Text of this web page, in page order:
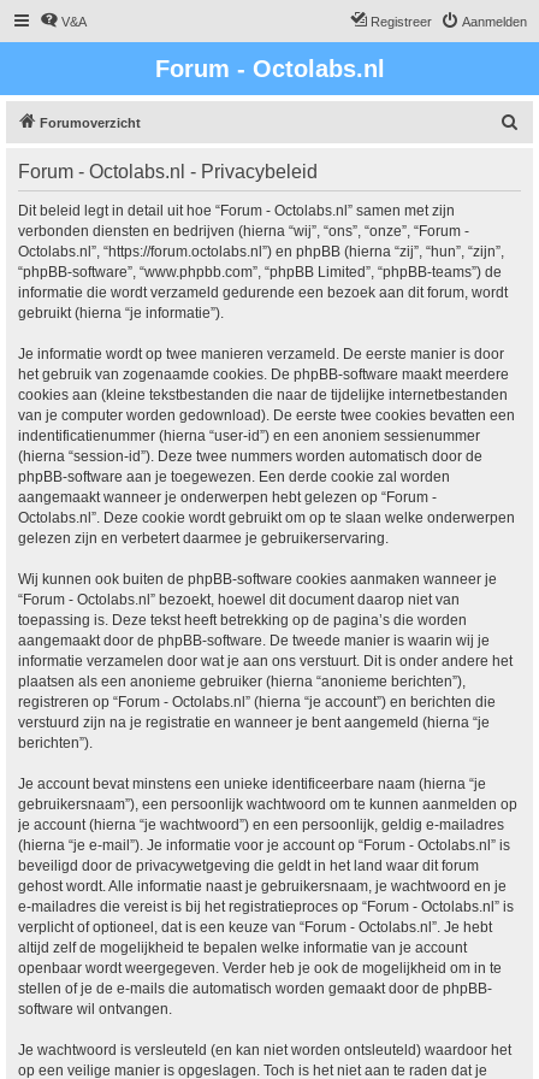
V&A Aanmelden
Registreer
Forum - Octolabs.nl
Forumoverzicht
Forum - Octolabs.nl - Privacybeleid
Dit beleid legt in detail uit hoe “Forum - Octolabs.nl” samen met zijn
verbonden diensten en bedrijven (hierna “wij”, “ons”, “onze”, “Forum -
Octolabs.nl”, “https://forum.octolabs.nl”) en phpBB (hierna “zij”, “hun”, “zijn”,
“phpBB-software”, “www.phpbb.com”, “phpBB Limited”, “phpBB-teams”) de
informatie die wordt verzameld gedurende een bezoek aan dit forum, wordt
gebruikt (hierna “je informatie”).
Je informatie wordt op twee manieren verzameld. De eerste manier is door
het gebruik van zogenaamde cookies. De phpBB-software maakt meerdere
cookies aan (kleine tekstbestanden die naar de tijdelijke internetbestanden
van je computer worden gedownload). De eerste twee cookies bevatten een
indentificatienummer (hierna “user-id”) en een anoniem sessienummer
(hierna “session-id”). Deze twee nummers worden automatisch door de
phpBB-software aan je toegewezen. Een derde cookie zal worden
aangemaakt wanneer je onderwerpen hebt gelezen op “Forum -
Octolabs.nl”. Deze cookie wordt gebruikt om op te slaan welke onderwerpen
gelezen zijn en verbetert daarmee je gebruikerservaring.
Wij kunnen ook buiten de phpBB-software cookies aanmaken wanneer je
“Forum - Octolabs.nl” bezoekt, hoewel dit document daarop niet van
toepassing is. Deze tekst heeft betrekking op de pagina’s die worden
aangemaakt door de phpBB-software. De tweede manier is waarin wij je
informatie verzamelen door wat je aan ons verstuurt. Dit is onder andere het
plaatsen als een anonieme gebruiker (hierna “anonieme berichten”),
registreren op “Forum - Octolabs.nl” (hierna “je account”) en berichten die
verstuurd zijn na je registratie en wanneer je bent aangemeld (hierna “je
berichten”).
Je account bevat minstens een unieke identificeerbare naam (hierna “je
gebruikersnaam”), een persoonlijk wachtwoord om te kunnen aanmelden op
je account (hierna “je wachtwoord”) en een persoonlijk, geldig e-mailadres
(hierna “je e-mail”). Je informatie voor je account op “Forum - Octolabs.nl” is
beveiligd door de privacywetgeving die geldt in het land waar dit forum
gehost wordt. Alle informatie naast je gebruikersnaam, je wachtwoord en je
e-mailadres die vereist is bij het registratieproces op “Forum - Octolabs.nl” is
verplicht of optioneel, dat is een keuze van “Forum - Octolabs.nl”. Je hebt
altijd zelf de mogelijkheid te bepalen welke informatie van je account
openbaar wordt weergegeven. Verder heb je ook de mogelijkheid om in te
stellen of je de e-mails die automatisch worden gemaakt door de phpBB-
software wil ontvangen.
Je wachtwoord is versleuteld (en kan niet worden ontsleuteld) waardoor het
op een veilige manier is opgeslagen. Toch is het niet aan te raden dat je